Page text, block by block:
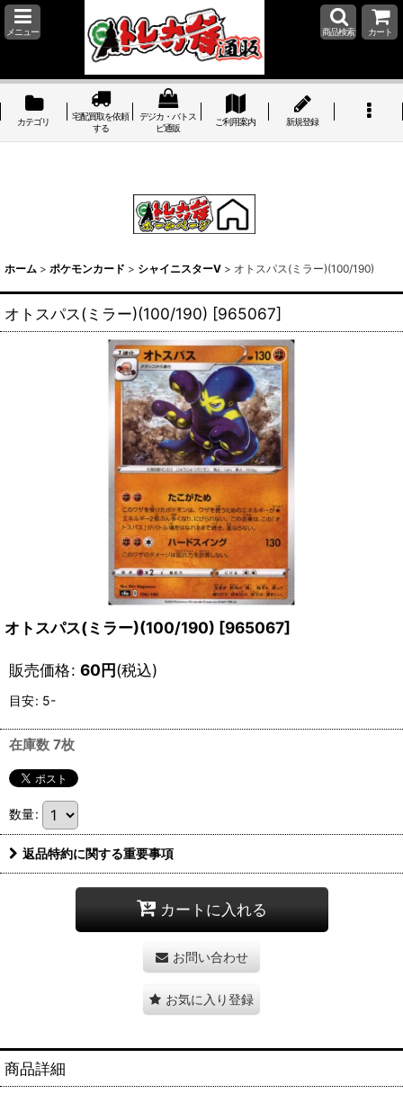
メニュー 商品検索 カート
カテゴリ
宅配買取を依頼
する
デジカ・バトス
ピ通販
ご利用案内 新規登録
ホーム > ポケモンカード > シャイニスターV > オトスパス(ミラー)(100/190)
オトスパス(ミラー)(100/190) [965067]
オトスパス(ミラー)(100/190) [965067]
販売価格: 60円(税込)
目安: 5-
在庫数 7枚
数量:
返品特約に関する重要事項
カートに入れる
お問い合わせ
お気に入り登録
商品詳細